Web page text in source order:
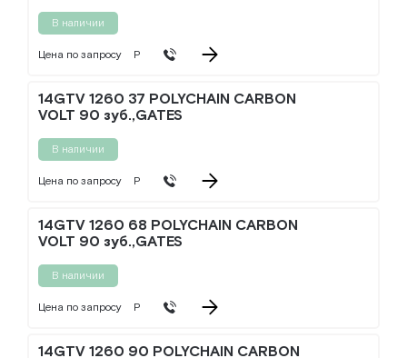
В наличии
Цена по запросу Р
14GTV 1260 37 POLYCHAIN CARBON
VOLT 90 зуб.,GATES
В наличии
Цена по запросу Р
14GTV 1260 68 POLYCHAIN CARBON
VOLT 90 зуб.,GATES
В наличии
Цена по запросу Р
14GTV 1260 90 POLYCHAIN CARBON